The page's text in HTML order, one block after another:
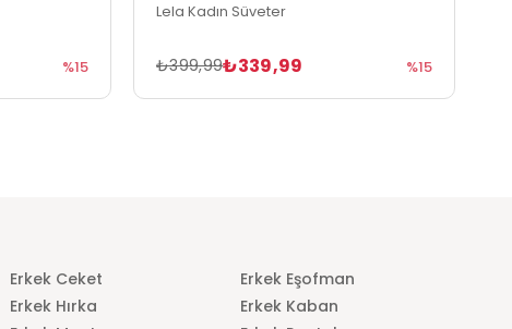
%15
Lela Kadın Süveter
₺339,99
₺399,99 %15
Erkek Ceket
Erkek Eşofman
Erkek Hırka
Erkek Kaban